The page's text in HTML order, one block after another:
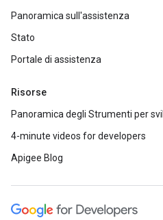
Panoramica sull'assistenza
Stato
Portale di assistenza
Risorse
Panoramica degli Strumenti per
4-minute videos for developers
Apigee Blog